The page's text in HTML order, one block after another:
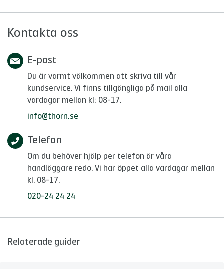
Kontakta oss
E-post
Du är varmt välkommen att skriva till vår
kundservice. Vi finns tillgängliga på mail alla
vardagar mellan kl: 08-17.
info@thorn.se
Telefon
Om du behöver hjälp per telefon är våra
handläggare redo. Vi har öppet alla vardagar mellan
kl. 08-17.
020-24 24 24
Relaterade guider